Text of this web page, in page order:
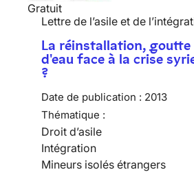
Gratuit
Lettre de l’asile et de
La réinstallation, goutte
d'eau face à la crise
?
Date de publication : 2013
Thématique :
Droit d’asile
Intégration
Mineurs isolés étrangers